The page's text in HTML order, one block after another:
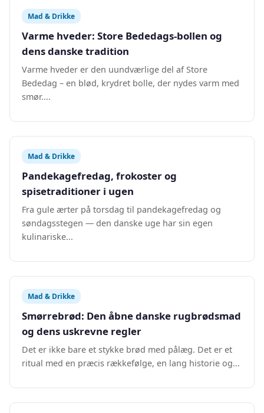
Mad & Drikke
Varme hveder: Store Bededags-bollen og
dens danske tradition
Varme hveder er den uundværlige del af Store
Bededag – en blød, krydret bolle, der nydes varm med
smør....
Mad & Drikke
Pandekagefredag, frokoster og
spisetraditioner i ugen
Fra gule ærter på torsdag til pandekagefredag og
søndagsstegen — den danske uge har sin egen
kulinariske...
Mad & Drikke
Smørrebrød: Den åbne danske rugbrødsmad
og dens uskrevne regler
Det er ikke bare et stykke brød med pålæg. Det er et
ritual med en præcis rækkefølge, en lang historie og...